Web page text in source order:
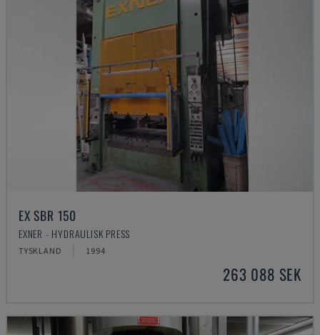
EX SBR 150
EXNER - HYDRAULISK PRESS
TYSKLAND 1994
263 088 SEK